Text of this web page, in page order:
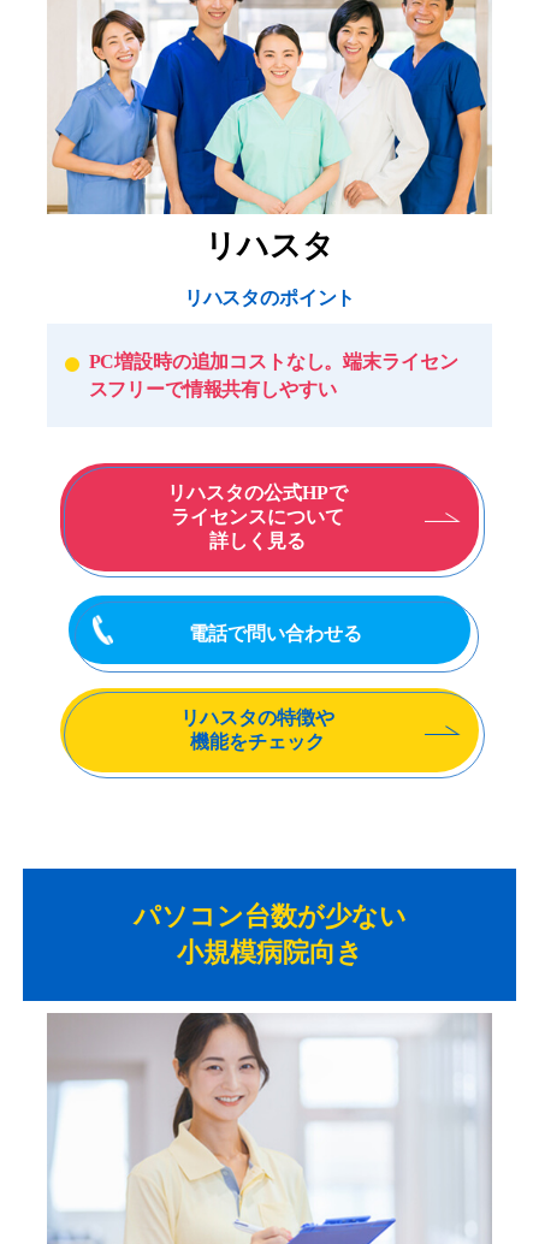
リハスタ
リハスタのポイント
PC増設時の追加コストなし。端末ライセン
スフリーで情報共有しやすい
リハスタの公式HPで
ライセンスについて
詳しく見る
電話で問い合わせる
リハスタの特徴や
機能をチェック
パソコン台数が少ない
小規模病院向き